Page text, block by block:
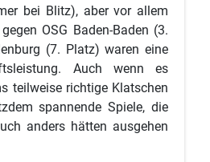
bei Blitz), aber vor allem
OSG Baden-Baden (3.
(7. Platz) waren eine
Auch wenn es
teilweise richtige Klatschen
spannende Spiele, die
anders hätten ausgehen